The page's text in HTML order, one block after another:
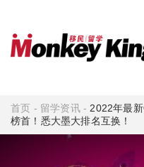
首页 - 留学资讯- 2022年最
榜首！悉大墨大排名互换！